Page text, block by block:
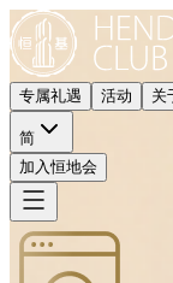
专属礼遇 活动 关
简
加入恒地会